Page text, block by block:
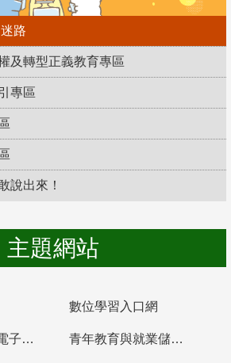
路
及轉型正義教育專區
專區
說出來！
主題網站
數位學習入口網
教育部統計處電子書櫃 青年教育與就業儲蓄帳戶